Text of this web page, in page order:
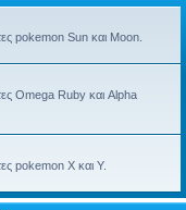
pokemon Sun και Moon.
Omega Ruby και Alpha
pokemon X και Y.